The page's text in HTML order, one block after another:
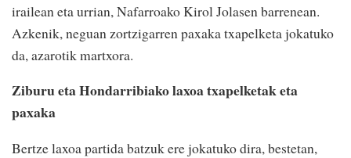
irailean eta urrian, Nafarroako Kirol Jolasen barrenean.
Azkenik, neguan zortzigarren paxaka txapelketa jokatuko
da, azarotik martxora.
Ziburu eta Hondarribiako laxoa txapelketak eta
paxaka
Bertze laxoa partida batzuk ere jokatuko dira, bestetan,